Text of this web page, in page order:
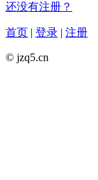
还没有注册？
首页 | 登录 | 注册
© jzq5.cn